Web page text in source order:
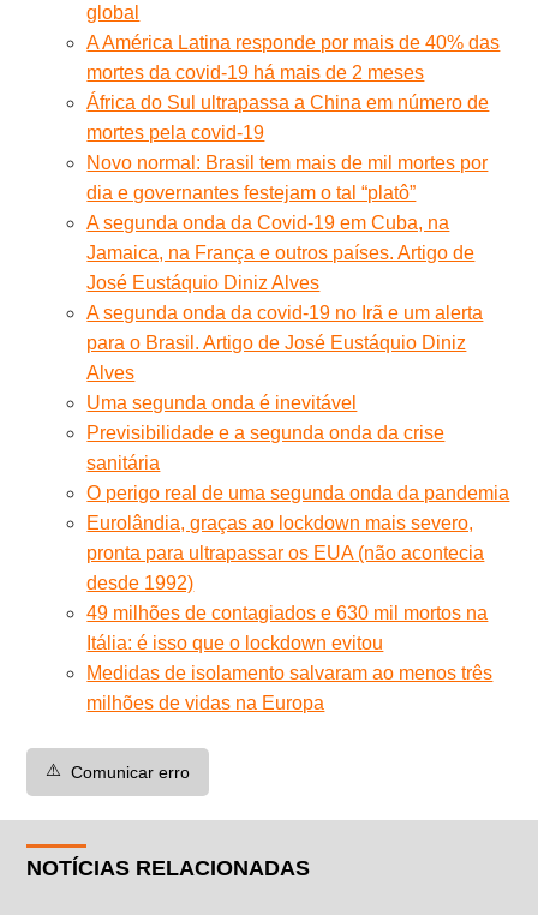
global
A América Latina responde por mais de 40% das
mortes da covid-19 há mais de 2 meses
África do Sul ultrapassa a China em número de
mortes pela covid-19
Novo normal: Brasil tem mais de mil mortes por
dia e governantes festejam o tal “platô”
A segunda onda da Covid-19 em Cuba, na
Jamaica, na França e outros países. Artigo de
José Eustáquio Diniz Alves
A segunda onda da covid-19 no Irã e um alerta
para o Brasil. Artigo de José Eustáquio Diniz
Alves
Uma segunda onda é inevitável
Previsibilidade e a segunda onda da crise
sanitária
O perigo real de uma segunda onda da pandemia
Eurolândia, graças ao lockdown mais severo,
pronta para ultrapassar os EUA (não acontecia
desde 1992)
49 milhões de contagiados e 630 mil mortos na
Itália: é isso que o lockdown evitou
Medidas de isolamento salvaram ao menos três
milhões de vidas na Europa
⚠️ Comunicar erro
NOTÍCIAS RELACIONADAS